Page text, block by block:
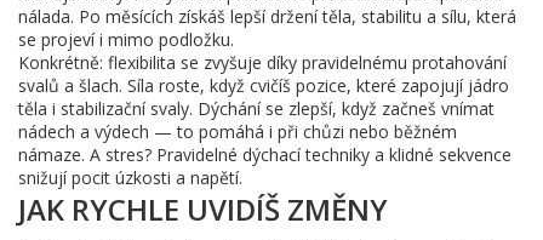
nálada. Po měsících získáš lepší držení těla, stabilitu a sílu, která
se projeví i mimo podložku.
Konkrétně: flexibilita se zvyšuje díky pravidelnému protahování
svalů a šlach. Síla roste, když cvičíš pozice, které zapojují jádro
těla i stabilizační svaly. Dýchání se zlepší, když začneš vnímat
nádech a výdech — to pomáhá i při chůzi nebo běžném
námaze. A stres? Pravidelné dýchací techniky a klidné sekvence
snižují pocit úzkosti a napětí.
JAK RYCHLE UVIDÍŠ ZMĚNY